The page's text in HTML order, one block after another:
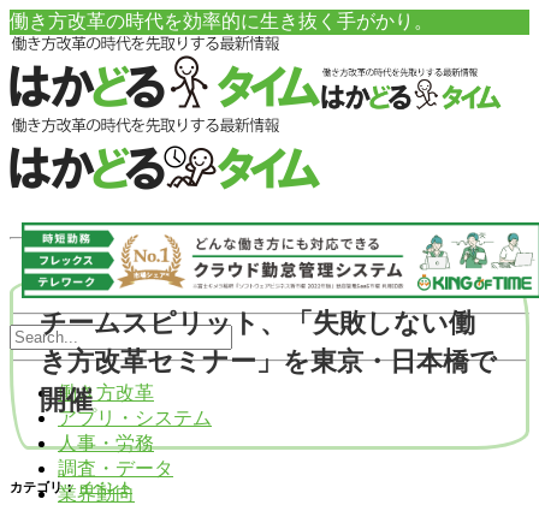
働き方改革の時代を効率的に生き抜く手がかり。
働き方改革
アプリ・システム
人事・労務
調査・データ
業界動向
チームスピリット、「失敗しない働
き方改革セミナー」を東京・日本橋で
開催
カテゴリ： イベント